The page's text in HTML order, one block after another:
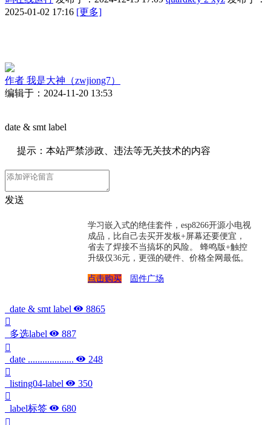
2025-01-02 17:16 [更多]
作者 我是大神（zwjiong7）
编辑于：2024-11-20 13:53
date & smt label
提示：本站严禁涉政、违法等无关技术的内容
发送
学习嵌入式的绝佳套件，esp8266开源小电视
成品，比自己去买开发板+屏幕还要便宜，
省去了焊接不当搞坏的风险。 蜂鸣版+触控
升级仅36元，更强的硬件、价格全网最低。
点击购买 固件广场
date & smt label 8865
多选label 887
date ................... 248
listing04-label 350
label标签 680